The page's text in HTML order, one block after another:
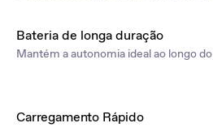
Bateria de longa duração
Mantém a autonomia ideal ao longo
Carregamento Rápido